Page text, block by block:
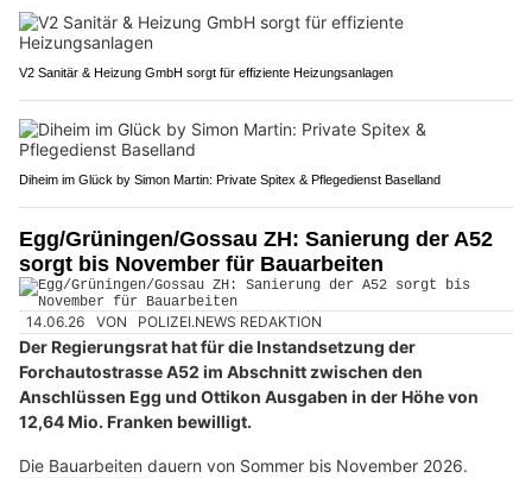
V2 Sanitär & Heizung GmbH sorgt für effiziente Heizungsanlagen
Diheim im Glück by Simon Martin: Private Spitex & Pflegedienst Baselland
Egg/Grüningen/Gossau ZH: Sanierung der A52
sorgt bis November für Bauarbeiten
14.06.26 VON POLIZEI.NEWS REDAKTION
Der Regierungsrat hat für die Instandsetzung der
Forchautostrasse A52 im Abschnitt zwischen den
Anschlüssen Egg und Ottikon Ausgaben in der Höhe von
12,64 Mio. Franken bewilligt.
Die Bauarbeiten dauern von Sommer bis November 2026.